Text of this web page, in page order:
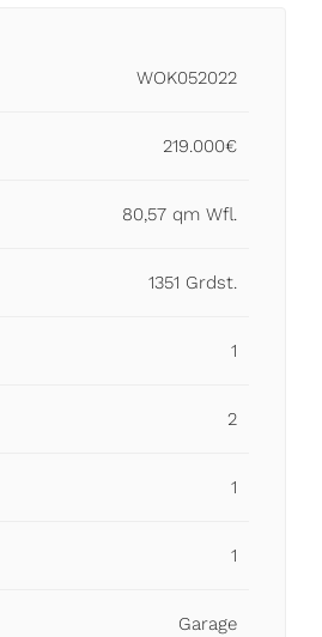
WOK052022
219.000€
80,57 qm Wfl.
1351 Grdst.
1
2
1
1
Garage